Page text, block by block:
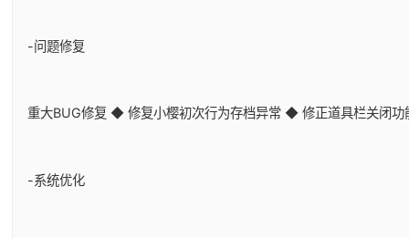
-问题修复
重大BUG修复 ◆ 修复小樱初次行为存档异常 ◆ 修正道具栏关闭
-系统优化